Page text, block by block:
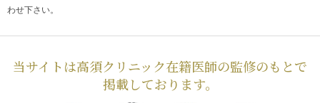
わせ下さい。
当サイトは高須クリニック在籍医師の監修のもとで
掲載しております。